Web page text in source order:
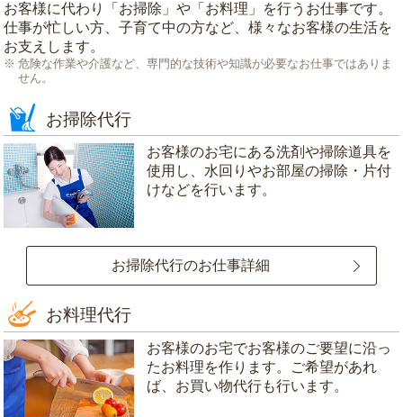
お客様に代わり「 お掃除 」や「 お料理 」を行うお仕事です。
仕事が忙しい方、子育て中の方など、様々なお客様の生活を
お支えします。
危険な作業や介護など、専門的な技術や知識が必要なお仕事ではありま
せん。
お掃除代行
お客様のお宅にある洗剤や掃除道具を
使用し、水回りやお部屋の掃除・片付
けなどを行います。
お掃除代行のお仕事詳細
お料理代行
お客様のお宅でお客様のご要望に沿っ
たお料理を作ります。ご希望があれ
ば、お買い物代行も行います。